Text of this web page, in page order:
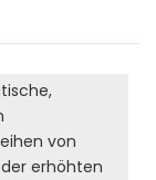
von
erhöhten